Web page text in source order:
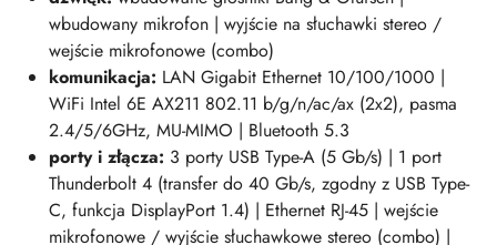
wbudowany mikrofon | wyjście na słuchawki stereo /
wejście mikrofonowe (combo)
komunikacja: LAN Gigabit Ethernet 10/100/1000 |
WiFi Intel 6E AX211 802.11 b/g/n/ac/ax (2x2), pasma
2.4/5/6GHz, MU-MIMO | Bluetooth 5.3
porty i złącza: 3 porty USB Type-A (5 Gb/s) | 1 port
Thunderbolt 4 (transfer do 40 Gb/s, zgodny z USB Type-
C, funkcja DisplayPort 1.4) | Ethernet RJ-45 | wejście
mikrofonowe / wyjście słuchawkowe stereo (combo) |